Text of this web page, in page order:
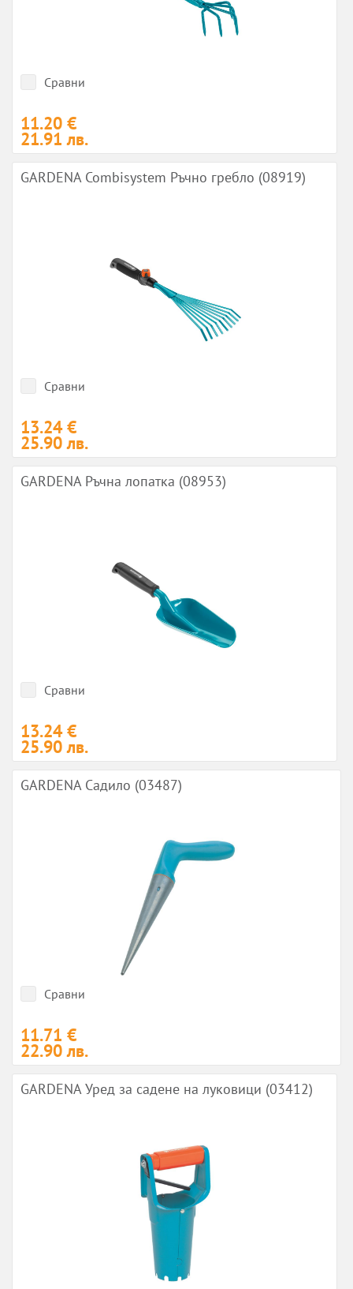
Сравни
11.20 €
21.91 лв.
GARDENA Combisystem Ръчно гребло (08919)
Сравни
13.24 €
25.90 лв.
GARDENA Ръчна лопатка (08953)
Сравни
13.24 €
25.90 лв.
GARDENA Садило (03487)
Сравни
11.71 €
22.90 лв.
GARDENA Уред за садене на луковици (03412)